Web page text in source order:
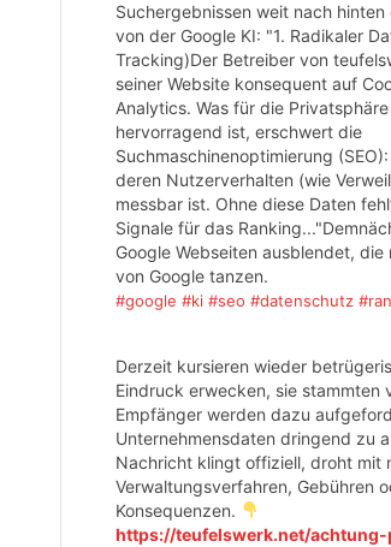
Suchergebnissen weit nach
von der Google KI: "1. Radikaler
Tracking)Der Betreiber von
seiner Website konsequent auf
Analytics. Was für die
hervorragend ist, erschwert die
Suchmaschinenoptimierung
deren Nutzerverhalten (wie
messbar ist. Ohne diese Daten
Signale für das
Google Webseiten ausblendet,
von Google tanzen.
#google #ki #seo #datenschutz
Derzeit kursieren wieder
Eindruck erwecken, sie stammten
Empfänger werden dazu
Unternehmensdaten dringend zu
Nachricht klingt offiziell, droht mit
Verwaltungsverfahren, Gebühren
Konsequenzen.
https://teufelswerk.net/